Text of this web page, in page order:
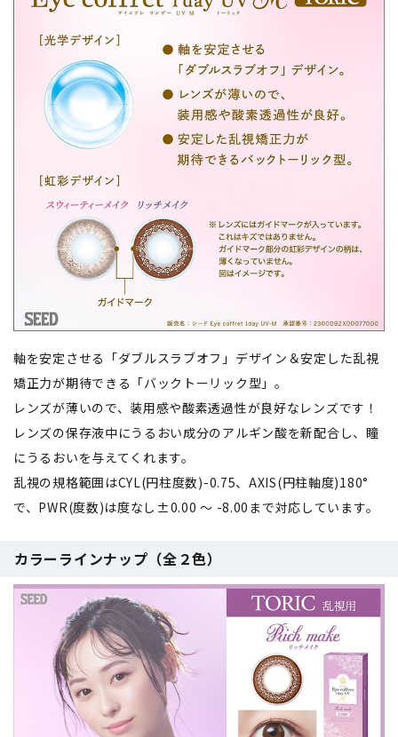
軸を安定させる「ダブルスラブオフ」デザイン＆安定した乱視
矯正力が期待できる「バックトーリック型」。
レンズが薄いので、装用感や酸素透過性が良好なレンズです！
レンズの保存液中にうるおい成分のアルギン酸を新配合し、瞳
にうるおいを与えてくれます。
乱視の規格範囲はCYL(円柱度数)-0.75、AXIS(円柱軸度)180°
で、PWR(度数)は度なし±0.00 ～ -8.00まで対応しています。
カラーラインナップ（全２色）